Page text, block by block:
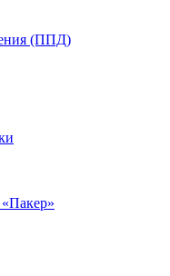
(ППД)